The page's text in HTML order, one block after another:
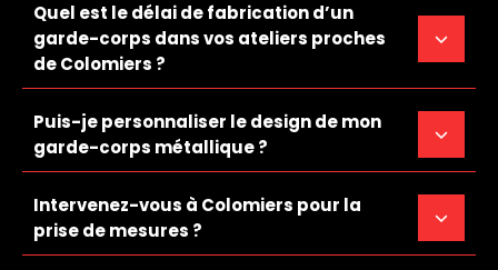
Quel est le délai de fabrication d’un
garde-corps dans vos ateliers proches
de Colomiers ?
Puis-je personnaliser le design de mon
garde-corps métallique ?
Intervenez-vous à Colomiers pour la
prise de mesures ?